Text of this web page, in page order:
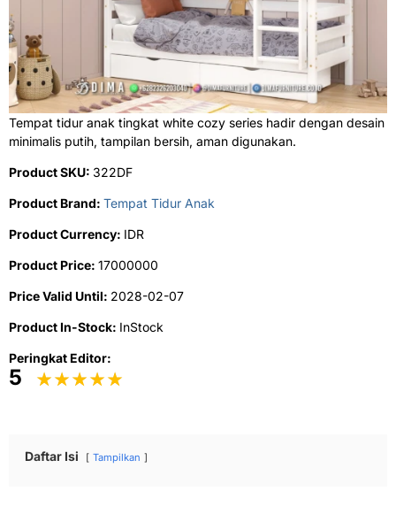
Tempat tidur anak tingkat white cozy series hadir dengan desain
minimalis putih, tampilan bersih, aman digunakan.
Product SKU: 322DF
Product Brand: Tempat Tidur Anak
Product Currency: IDR
Product Price: 17000000
Price Valid Until: 2028-02-07
Product In-Stock: InStock
Peringkat Editor:
5
Daftar Isi Tampilkan